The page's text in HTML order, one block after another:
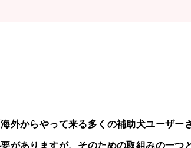
海外からやって来る多くの補助犬ユーザー
がありますが、そのための取組みの一つ